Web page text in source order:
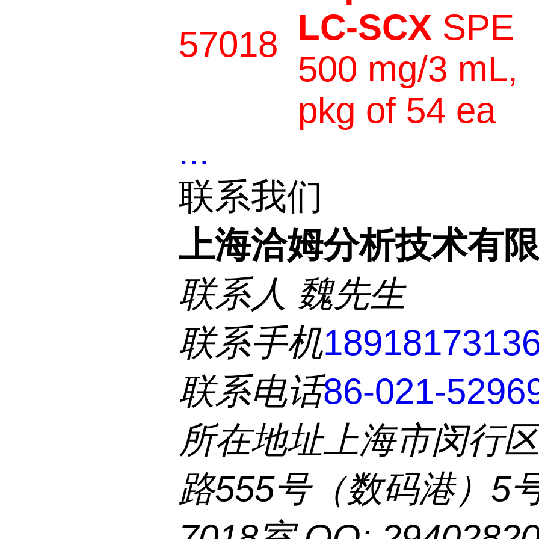
57018 LC-SCX SPE
500 mg/3 mL,
pkg of 54 ea
...
联系我们
上海洽姆分析技术有
联系人 魏先生
联系手机
联系电话86-021-
所在地址上海市闵行
路555号（数码港）5